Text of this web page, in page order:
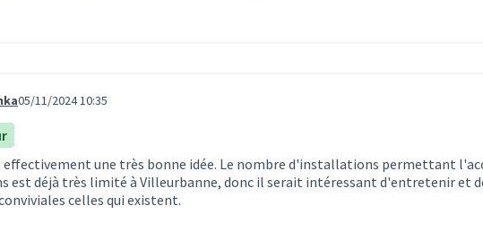
3432
05/11/2024 10:35
effectivement une très bonne idée. Le nombre d'installations permettant
est déjà très limité à Villeurbanne, donc il serait intéressant d'entretenir et
celles qui existent.